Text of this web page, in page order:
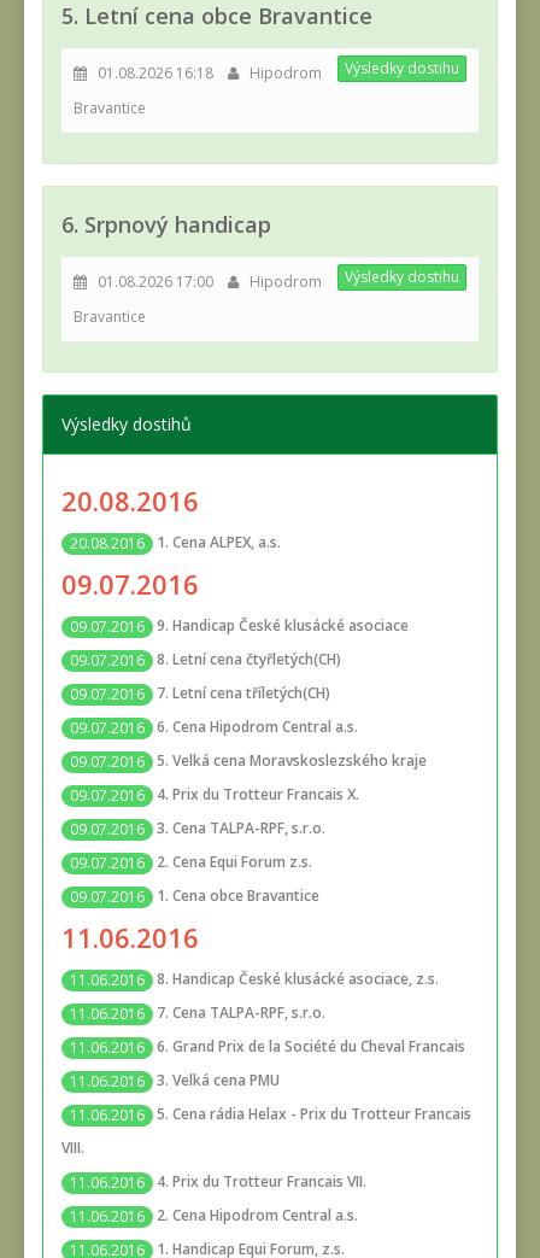
5. Letní cena obce Bravantice
Výsledky dostihu
01.08.2026 16:18
Hipodrom
Bravantice
6. Srpnový handicap
Výsledky dostihu
01.08.2026 17:00
Hipodrom
Bravantice
Výsledky dostihů
20.08.2016
20.08.2016 1. Cena ALPEX, a.s.
09.07.2016
09.07.2016 9. Handicap České klusácké asociace
09.07.2016 8. Letní cena čtyřletých(CH)
09.07.2016
7. Letní cena tříletých(CH)
09.07.2016 6. Cena Hipodrom Central a.s.
09.07.2016 5. Velká cena Moravskoslezského kraje
09.07.2016
4. Prix du Trotteur Francais X.
09.07.2016 3. Cena TALPA-RPF, s.r.o.
09.07.2016
2. Cena Equi Forum z.s.
09.07.2016
1. Cena obce Bravantice
11.06.2016
11.06.2016 8. Handicap České klusácké asociace, z.s.
11.06.2016
7. Cena TALPA-RPF, s.r.o.
11.06.2016 6. Grand Prix de la Société du Cheval Francais
11.06.2016 3. Velká cena PMU
11.06.2016 5. Cena rádia Helax - Prix du Trotteur Francais
VIII.
11.06.2016
4. Prix du Trotteur Francais VII.
11.06.2016
2. Cena Hipodrom Central a.s.
11.06.2016
1. Handicap Equi Forum, z.s.